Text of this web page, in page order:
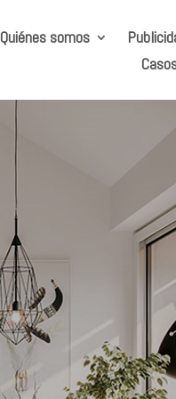
Quiénes somos